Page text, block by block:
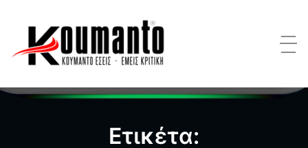
Ετικέτα: